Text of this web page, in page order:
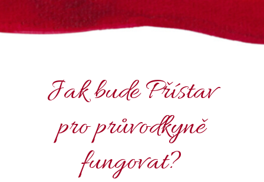
Jak bude Přístav
pro průvodkyně
fungovat?